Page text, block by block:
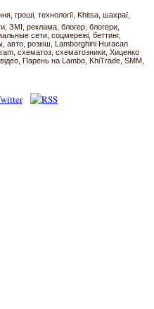
гроші технології Khitsa шахраї
ЗМІ реклама блогер блогери
сети соцмережі беттинг
авто розкіш
Lamborghini Huracan
схематоз схематозники Хиценко
відео Парень на Lambo KhiTrade SMM